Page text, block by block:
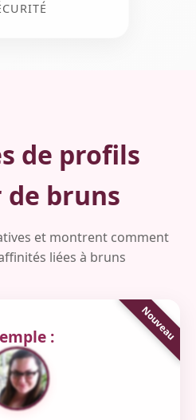
de profils
bruns
et montrent comment
liées à bruns
: